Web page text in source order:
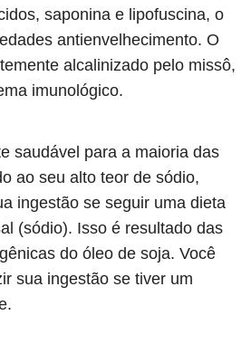
saponina e lipofuscina, o
antienvelhecimento. O
alcalinizado pelo missô,
imunológico.
saudável para a maioria das
ao seu alto teor de sódio,
ingestão se seguir uma dieta
(sódio). Isso é resultado das
do óleo de soja. Você
sua ingestão se tiver um